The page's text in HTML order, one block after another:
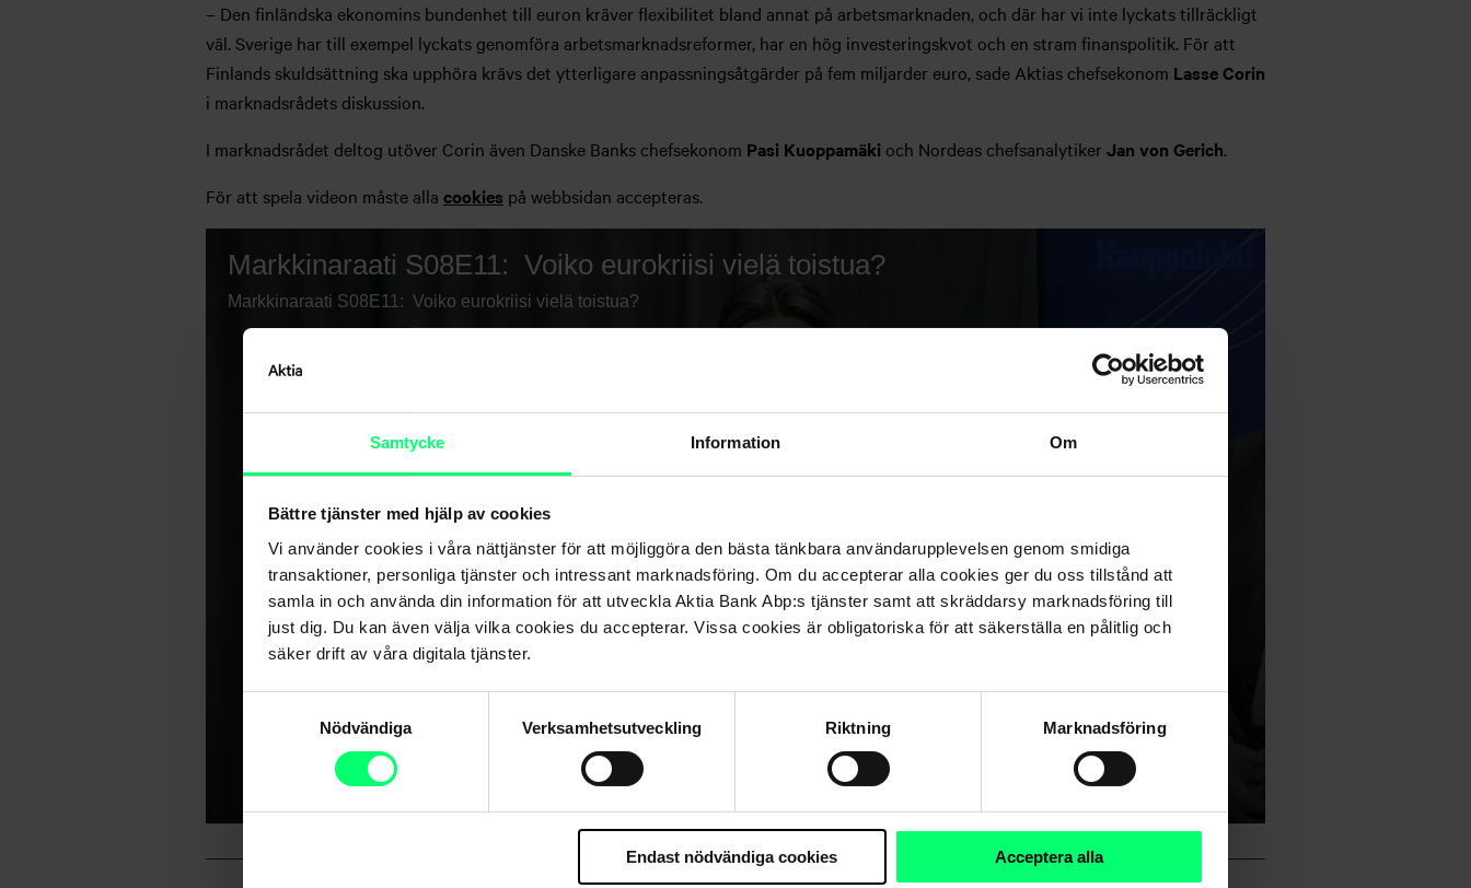
Samtycke Information Om
Bättre tjänster med hjälp av cookies
Vi använder cookies i våra nättjänster för att möjliggöra den bästa tänkbara användarupplevelsen genom smidiga
transaktioner, personliga tjänster och intressant marknadsföring. Om du accepterar alla cookies ger du oss tillstånd att
samla in och använda din information för att utveckla Aktia Bank Abp:s tjänster samt att skräddarsy marknadsföring till
just dig. Du kan även välja vilka cookies du accepterar. Vissa cookies är obligatoriska för att säkerställa en pålitlig och
säker drift av våra digitala tjänster.
Nödvändiga
Verksamhetsutveckling Riktning Marknadsföring
Endast nödvändiga cookies Acceptera alla
– Den finländska ekonomins bundenhet till euron kräver flexibilitet bland annat på arbetsmarknaden, och där har vi inte lyckats tillräckligt
väl. Sverige har till exempel lyckats genomföra arbetsmarknadsreformer, har en hög investeringskvot och en stram finanspolitik. För att
Finlands skuldsättning ska upphöra krävs det ytterligare anpassningsåtgärder på fem miljarder euro, sade Aktias chefsekonom Lasse Corin
i marknadsrådets diskussion.
I marknadsrådet deltog utöver Corin även Danske Banks chefsekonom Pasi Kuoppamäki och Nordeas chefsanalytiker Jan von Gerich.
För att spela videon måste alla cookies på webbsidan accepteras.